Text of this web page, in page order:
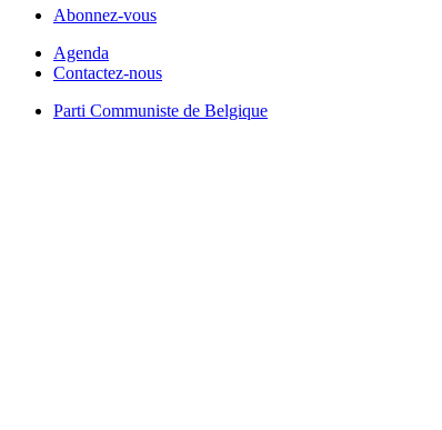
Abonnez-vous
Agenda
Contactez-nous
Parti Communiste de Belgique